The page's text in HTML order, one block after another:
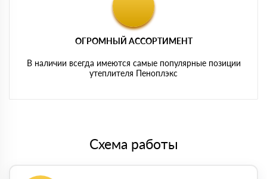
ОГРОМНЫЙ АССОРТИМЕНТ
В наличии всегда имеются самые популярные позиции
утеплителя Пеноплэкс
Схема работы